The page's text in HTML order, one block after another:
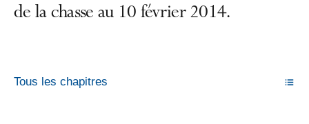
de la chasse au 10 février 2014.
Tous les chapitres